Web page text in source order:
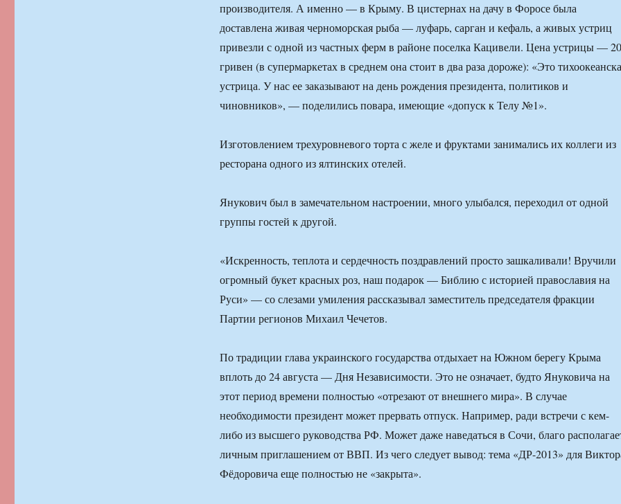
производителя. А именно — в Крыму. В цистернах на дачу в Форосе была
доставлена живая черноморская рыба — луфарь, сарган и кефаль, а живых устриц
привезли с одной из частных ферм в районе поселка Кацивели. Цена устрицы — 20
гривен (в супермаркетах в среднем она стоит в два раза дороже): «Это
устрица. У нас ее заказывают на день рождения президента, политиков и
чиновников», — поделились повара, имеющие «допуск к Телу №1».
Изготовлением трехуровневого торта с желе и фруктами занимались их коллеги из
ресторана одного из ялтинских отелей.
Янукович был в замечательном настроении, много улыбался, переходил от одной
группы гостей к другой.
«Искренность, теплота и сердечность поздравлений просто зашкаливали! Вручили
огромный букет красных роз, наш подарок — Библию с историей православия на
Руси» — со слезами умиления рассказывал заместитель председателя фракции
Партии регионов Михаил Чечетов.
По традиции глава украинского государства отдыхает на Южном берегу Крыма
вплоть до 24 августа — Дня Независимости. Это не означает, будто Януковича на
этот период времени полностью «отрезают от внешнего мира». В случае
необходимости президент может прервать отпуск. Например, ради встречи с кем-
либо из высшего руководства РФ. Может даже наведаться в Сочи, благо
личным приглашением от ВВП. Из чего следует вывод: тема «ДР-2013» для
Фёдоровича еще полностью не «закрыта».